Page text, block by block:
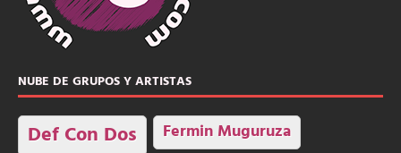
NUBE DE GRUPOS Y ARTISTAS
Def Con Dos Fermin Muguruza